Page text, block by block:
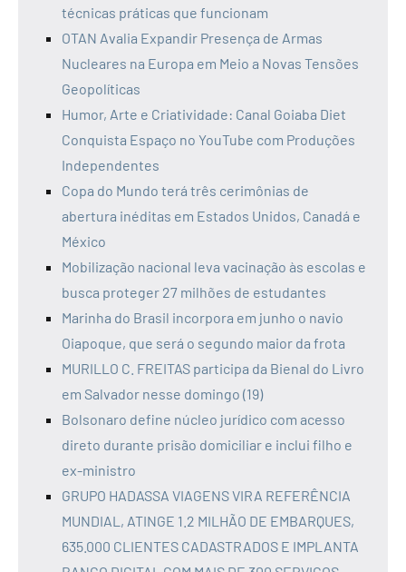
técnicas práticas que funcionam
OTAN Avalia Expandir Presença de Armas
Nucleares na Europa em Meio a Novas Tensões
Geopolíticas
Humor, Arte e Criatividade: Canal Goiaba Diet
Conquista Espaço no YouTube com Produções
Independentes
Copa do Mundo terá três cerimônias de
abertura inéditas em Estados Unidos, Canadá e
México
Mobilização nacional leva vacinação às escolas e
busca proteger 27 milhões de estudantes
Marinha do Brasil incorpora em junho o navio
Oiapoque, que será o segundo maior da frota
MURILLO C. FREITAS participa da Bienal do Livro
em Salvador nesse domingo (19)
Bolsonaro define núcleo jurídico com acesso
direto durante prisão domiciliar e inclui filho e
ex-ministro
GRUPO HADASSA VIAGENS VIRA REFERÊNCIA
MUNDIAL, ATINGE 1.2 MILHÃO DE EMBARQUES,
635.000 CLIENTES CADASTRADOS E IMPLANTA